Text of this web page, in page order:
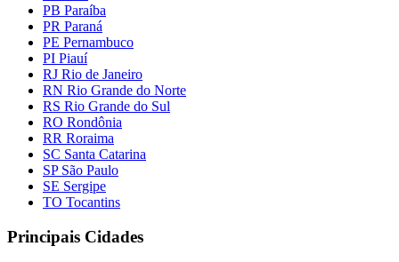
PB Paraíba
PR Paraná
PE Pernambuco
PI Piauí
RJ Rio de Janeiro
RN Rio Grande do Norte
RS Rio Grande do Sul
RO Rondônia
RR Roraima
SC Santa Catarina
SP São Paulo
SE Sergipe
TO Tocantins
Principais Cidades